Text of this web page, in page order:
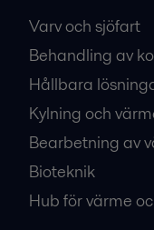
Varv och sjöfart
Behandling av
Hållbara
Kylning och
Bearbetning av
Bioteknik
Hub för värme